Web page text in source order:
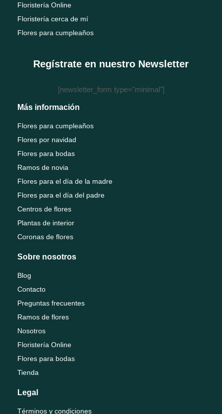
Floristería Online
Floristería cerca de mí
Flores para cumpleaños
Regístrate en nuestro Newsletter
[newsletter_form type="minimal"]
Más información
Flores para cumpleaños
Flores por navidad
Flores para bodas
Ramos de novia
Flores para el día de la madre
Flores para el día del padre
Centros de flores
Plantas de interior
Coronas de flores
Sobre nosotros
Blog
Contacto
Preguntas frecuentes
Ramos de flores
Nosotros
Floristería Online
Flores para bodas
Tienda
Legal
Términos y condiciones